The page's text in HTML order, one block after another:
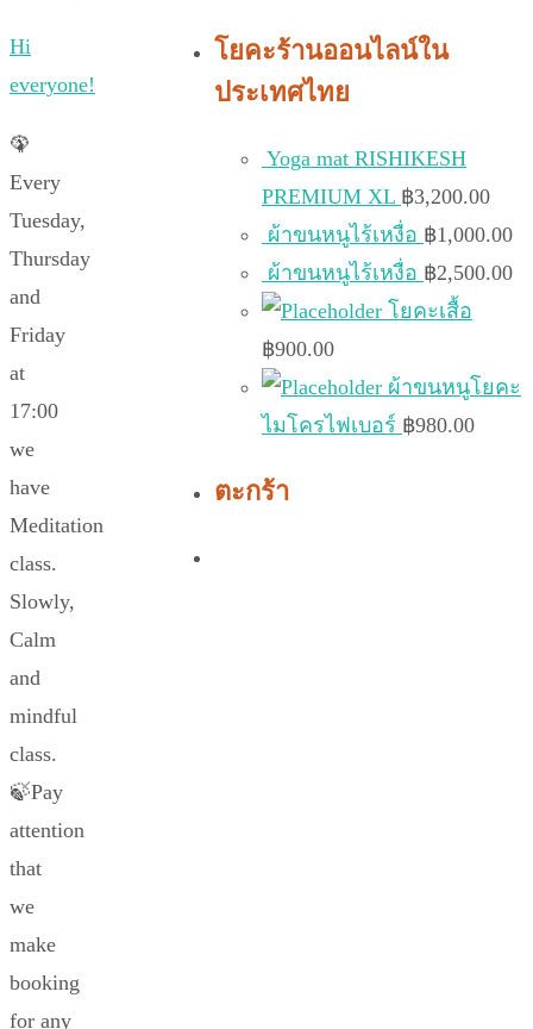
Hi
everyone!
🦚
Every
Tuesday,
Thursday
and
Friday
at
17:00
we
have
Meditation
class.
Slowly,
Calm
and
mindful
class.
🍃Pay
attention
that
we
make
booking
for any
โยคะร้านออนไลน์ใน
ประเทศไทย
Yoga mat RISHIKESH
PREMIUM XL ฿3,200.00
ผ้าขนหนูไร้เหงื่อ ฿1,000.00
ผ้าขนหนูไร้เหงื่อ ฿2,500.00
โยคะเสื้อ
฿900.00
ผ้าขนหนูโยคะ
ไมโครไฟเบอร์ ฿980.00
ตะกร้า